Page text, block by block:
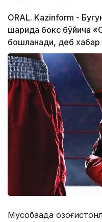
ORAL. Kazinform -
шаҳрида бокс бўйича
бошланади, деб
Мусобақада